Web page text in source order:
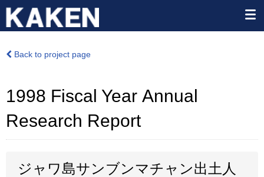
Back to project page
1998 Fiscal Year Annual
Research Report
ジャワ島サンブンマチャン出土人